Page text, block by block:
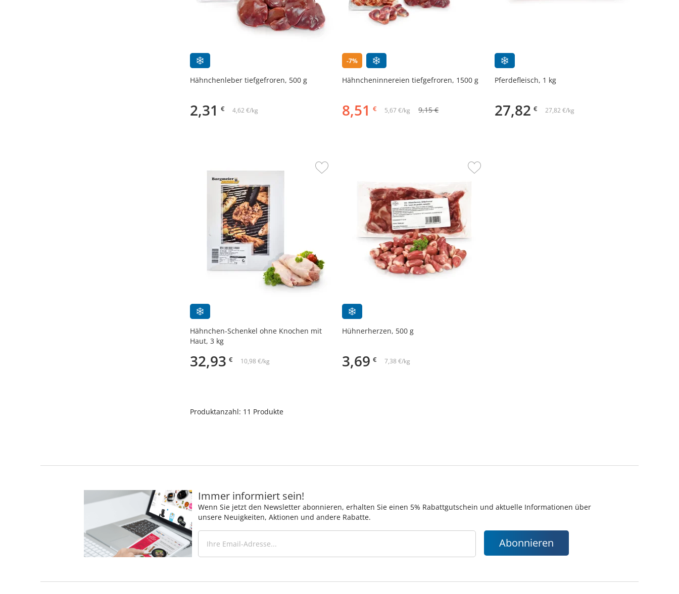
Hähnchenleber tiefgefroren, 500 g
2,31 € 4,62 €/kg
-7%
Hähncheninnereien tiefgefroren, 1500 g
8,51 € 5,67 €/kg 9,15 €
Pferdefleisch, 1 kg
27,82 € 27,82 €/kg
Hähnchen-Schenkel ohne Knochen mit
Haut, 3 kg
32,93 € 10,98 €/kg
Hühnerherzen, 500 g
3,69 € 7,38 €/kg
Produktanzahl: 11 Produkte
Immer informiert sein!
Wenn Sie jetzt den Newsletter abonnieren, erhalten Sie einen 5% Rabattgutschein und aktuelle Informationen über
unsere Neuigkeiten, Aktionen und andere Rabatte.
Abonnieren